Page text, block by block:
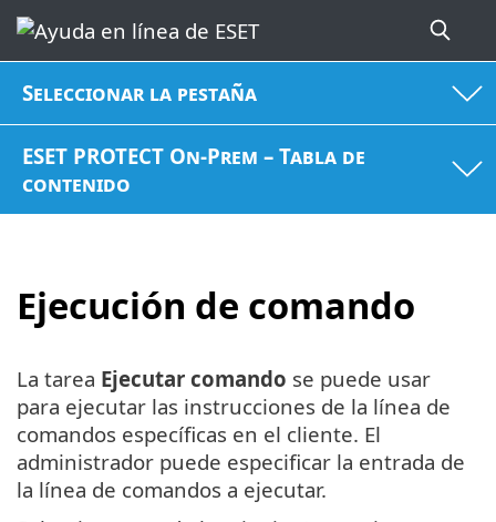
Seleccionar la pestaña
ESET PROTECT On-Prem – Tabla de
contenido
Ejecución de comando
La tarea Ejecutar comando se puede usar
para ejecutar las instrucciones de la línea de
comandos específicas en el cliente. El
administrador puede especificar la entrada de
la línea de comandos a ejecutar.